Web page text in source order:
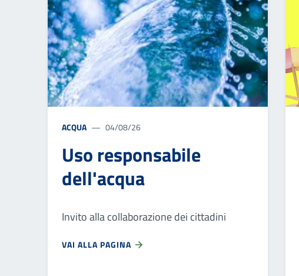
ACQUA 04/08/26
Uso responsabile
dell'acqua
Invito alla collaborazione dei cittadini
VAI ALLA PAGINA